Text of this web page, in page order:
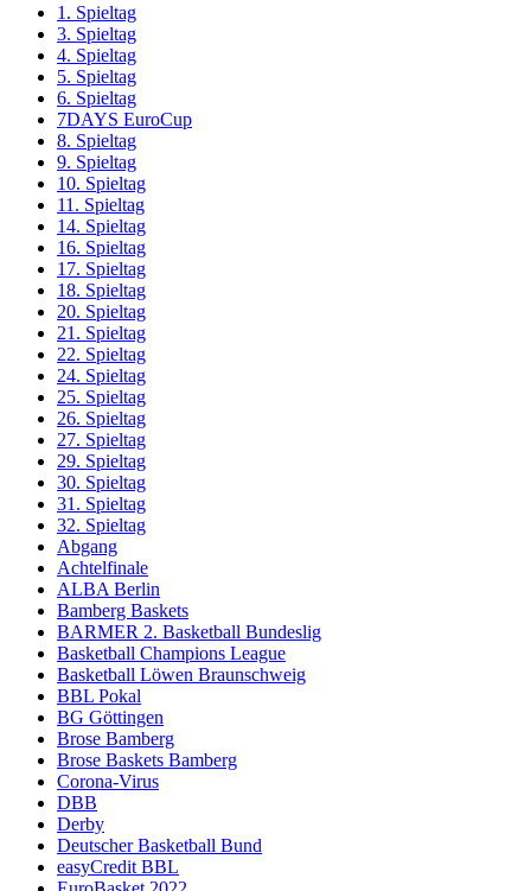
1. Spieltag
3. Spieltag
4. Spieltag
5. Spieltag
6. Spieltag
7DAYS EuroCup
8. Spieltag
9. Spieltag
10. Spieltag
11. Spieltag
14. Spieltag
16. Spieltag
17. Spieltag
18. Spieltag
20. Spieltag
21. Spieltag
22. Spieltag
24. Spieltag
25. Spieltag
26. Spieltag
27. Spieltag
29. Spieltag
30. Spieltag
31. Spieltag
32. Spieltag
Abgang
Achtelfinale
ALBA Berlin
Bamberg Baskets
BARMER 2. Basketball Bundeslig
Basketball Champions League
Basketball Löwen Braunschweig
BBL Pokal
BG Göttingen
Brose Bamberg
Brose Baskets Bamberg
Corona-Virus
DBB
Derby
Deutscher Basketball Bund
easyCredit BBL